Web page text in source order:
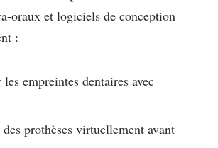
oraux et logiciels de conception
:
empreintes dentaires avec
prothèses virtuellement avant